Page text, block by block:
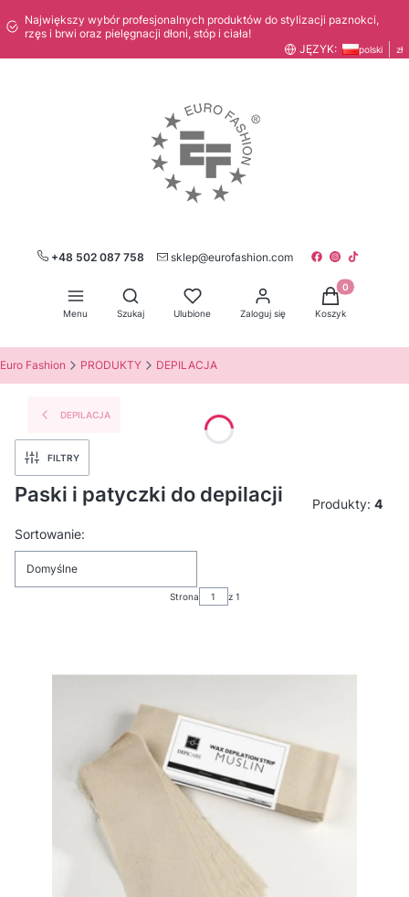
Największy wybór profesjonalnych produktów do stylizacji paznokci,
rzęs i brwi oraz pielęgnacji dłoni, stóp i ciała!
JĘZYK:
polski zł
+48 502 087 758 sklep@eurofashion.com
Menu
Otwórz wyszukiwarkę
Szukaj Ulubione Zaloguj się
Produkty w
Koszyk
Euro Fashion PRODUKTY DEPILACJA
DEPILACJA
FILTRY
Paski i patyczki do depilacji Produkty: 4
Lista produktów
Sortowanie:
Domyślne
Strona z 1